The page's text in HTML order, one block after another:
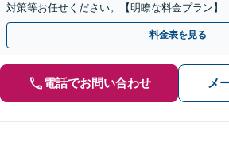
対策等お任せください。【明瞭な料金プラン】
話相談可】
料金表を見る
電話でお問い合わせ メ